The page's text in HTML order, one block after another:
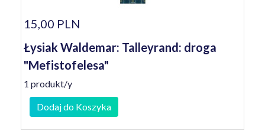
15,00 PLN
Łysiak Waldemar: Talleyrand: droga
"Mefistofelesa"
1 produkt/y
Dodaj do Koszyka